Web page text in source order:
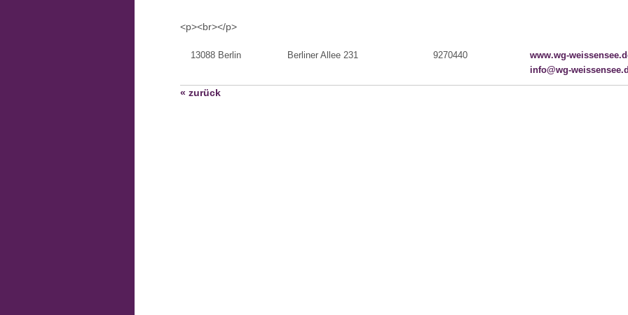
<p><br></p>
13088 Berlin Berliner Allee 231 9270440
www.wg-
info@wg-
« zurück